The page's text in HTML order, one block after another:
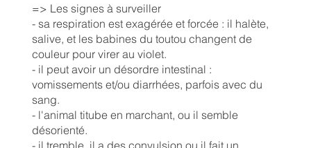
=> Les signes à surveiller
- sa respiration est exagérée et forcée : il halète,
salive, et les babines du toutou changent de
couleur pour virer au violet.
- il peut avoir un désordre intestinal :
vomissements et/ou diarrhées, parfois avec du
sang.
- l'animal titube en marchant, ou il semble
désorienté.
- il tremble, il a des convulsion ou il fait un